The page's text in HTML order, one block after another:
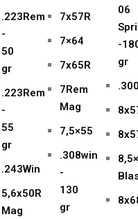
.223Rem
-
50
gr
.223Rem
-
55
gr
.243Win
5,6x50R
Mag
7x57R
7×64
7x65R
7Rem
Mag
7,5×55
.308win
-
130
gr
06
-
gr